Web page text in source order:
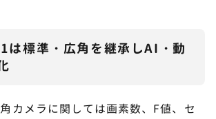
は標準・広角を継承しAI・動
カメラに関しては画素数、F値、セ